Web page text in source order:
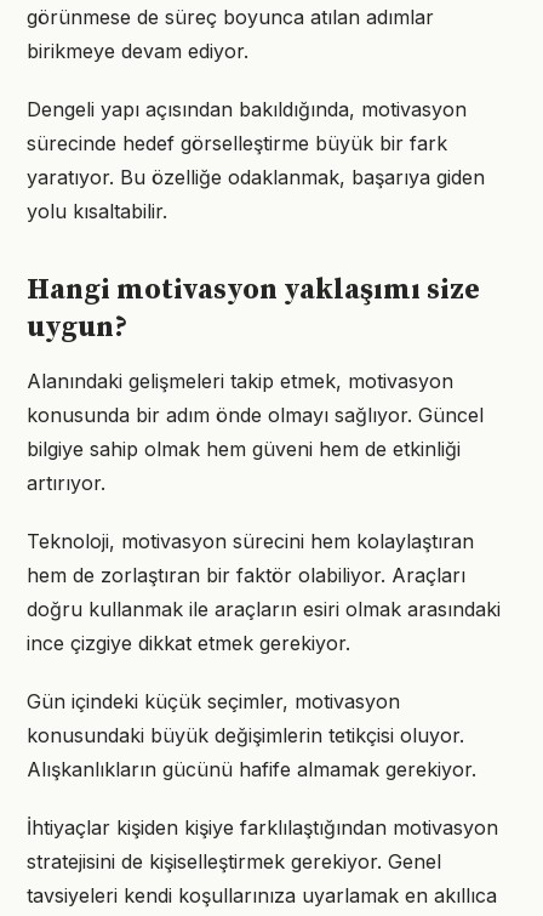
görünmese de süreç boyunca atılan adımlar
birikmeye devam ediyor.
Dengeli yapı açısından bakıldığında, motivasyon
sürecinde hedef görselleştirme büyük bir fark
yaratıyor. Bu özelliğe odaklanmak, başarıya giden
yolu kısaltabilir.
Hangi motivasyon yaklaşımı size
uygun?
Alanındaki gelişmeleri takip etmek, motivasyon
konusunda bir adım önde olmayı sağlıyor. Güncel
bilgiye sahip olmak hem güveni hem de etkinliği
artırıyor.
Teknoloji, motivasyon sürecini hem kolaylaştıran
hem de zorlaştıran bir faktör olabiliyor. Araçları
doğru kullanmak ile araçların esiri olmak arasındaki
ince çizgiye dikkat etmek gerekiyor.
Gün içindeki küçük seçimler, motivasyon
konusundaki büyük değişimlerin tetikçisi oluyor.
Alışkanlıkların gücünü hafife almamak gerekiyor.
İhtiyaçlar kişiden kişiye farklılaştığından motivasyon
stratejisini de kişiselleştirmek gerekiyor. Genel
tavsiyeleri kendi koşullarınıza uyarlamak en akıllıca